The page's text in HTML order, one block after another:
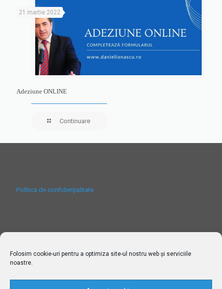
Folosim cookie-uri pentru a optimiza site-ul nostru web și serviciile
noastre.
21 martie 2022
Adeziune ONLINE
Continuare
Politica de confidențialitate